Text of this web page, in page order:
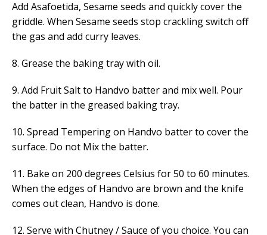
Add Asafoetida, Sesame seeds and quickly cover the
griddle. When Sesame seeds stop crackling switch off
the gas and add curry leaves.
8. Grease the baking tray with oil.
9. Add Fruit Salt to Handvo batter and mix well. Pour
the batter in the greased baking tray.
10. Spread Tempering on Handvo batter to cover the
surface. Do not Mix the batter.
11. Bake on 200 degrees Celsius for 50 to 60 minutes.
When the edges of Handvo are brown and the knife
comes out clean, Handvo is done.
12. Serve with Chutney / Sauce of you choice. You can